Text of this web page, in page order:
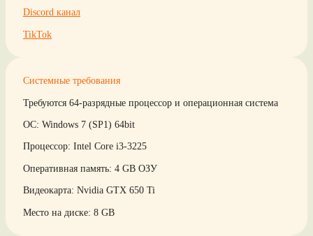
Discord канал
TikTok
Системные требования
Требуются 64-разрядные процессор и операционная система
ОС: Windows 7 (SP1) 64bit
Процессор: Intel Core i3-3225
Оперативная память: 4 GB ОЗУ
Видеокарта: Nvidia GTX 650 Ti
Место на диске: 8 GB